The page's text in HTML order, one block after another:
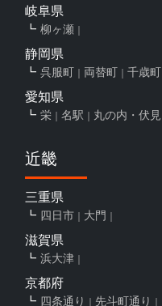
岐阜県
柳ヶ瀬
静岡県
呉服町 両替町 千歳町
愛知県
栄 名駅 丸の内・伏見
近畿
三重県
四日市 大門
滋賀県
浜大津
京都府
四条通り 先斗町通り